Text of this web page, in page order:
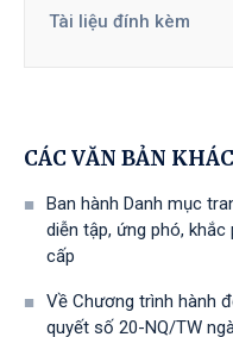
Tài liệu đính kèm
CÁC VĂN BẢN KHÁC
Ban hành Danh mục
diễn tập, ứng phó,
cấp
Về Chương trình hành
quyết số 20-NQ/TW